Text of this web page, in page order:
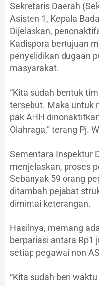
Sekretaris Daerah
Asisten 1, Kepala
Dijelaskan,
Kadispora bertujuan
penyelidikan dugaan
masyarakat.
“Kita sudah bentuk
tersebut. Maka untuk
pak AHH
Olahraga,” terang Pj.
Sementara Inspektur
menjelaskan, proses
Sebanyak 59 orang
ditambah pejabat
dimintai keterangan.
Hasilnya, memang
berpariasi antara Rp1
setiap pegawai non
“Kita sudah beri